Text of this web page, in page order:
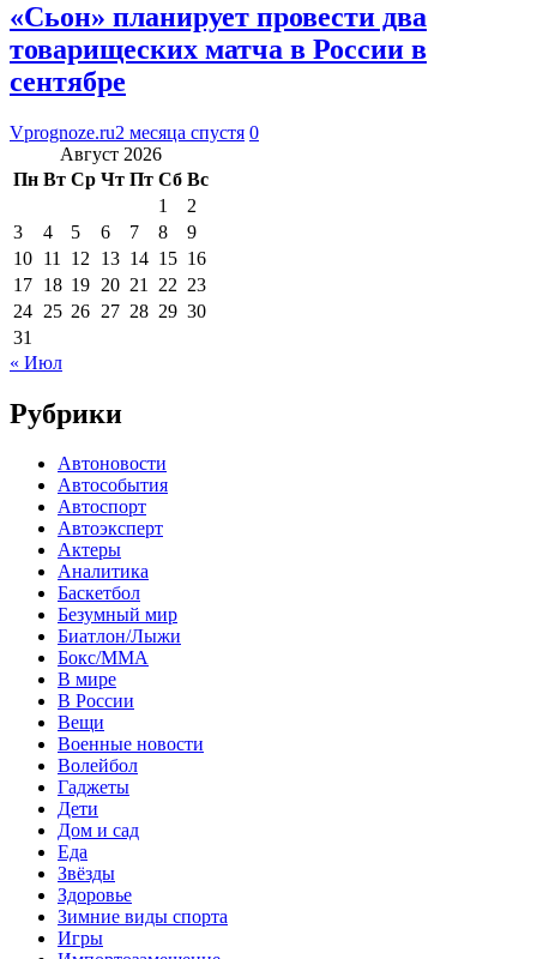
«Сьон» планирует провести два
товарищеских матча в России в
сентябре
Vprognoze.ru2 месяца спустя 0
Август 2026
Пн Вт Ср Чт Пт Сб Вс
1
2
3
4 5 6 7 8
9
10 11 12 13 14 15 16
17 18 19 20 21 22 23
24 25 26 27 28 29 30
31
« Июл
Рубрики
Автоновости
Автособытия
Автоспорт
Автоэксперт
Актеры
Аналитика
Баскетбол
Безумный мир
Биатлон/Лыжи
Бокс/MMA
В мире
В России
Вещи
Военные новости
Волейбол
Гаджеты
Дети
Дом и сад
Еда
Звёзды
Здоровье
Зимние виды спорта
Игры